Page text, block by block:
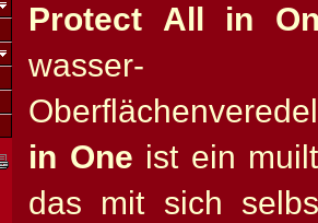
Protect All in
wasser-
in One ist ein
das mit sich